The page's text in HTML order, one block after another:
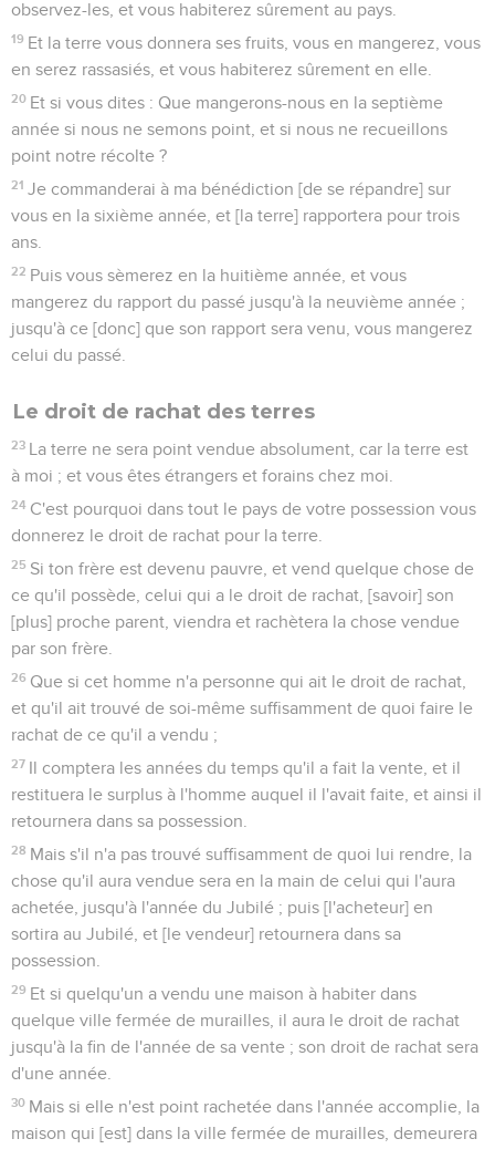
observez-les, et vous habiterez sûrement au pays.
19 Et la terre vous donnera ses fruits, vous en mangerez, vous
en serez rassasiés, et vous habiterez sûrement en elle.
20 Et si vous dites : Que mangerons-nous en la septième
année si nous ne semons point, et si nous ne recueillons
point notre récolte ?
21 Je commanderai à ma bénédiction [de se répandre] sur
vous en la sixième année, et [la terre] rapportera pour trois
ans.
22 Puis vous sèmerez en la huitième année, et vous
mangerez du rapport du passé jusqu'à la neuvième année ;
jusqu'à ce [donc] que son rapport sera venu, vous mangerez
celui du passé.
Le droit de rachat des terres
23 La terre ne sera point vendue absolument, car la terre est
à moi ; et vous êtes étrangers et forains chez moi.
24 C'est pourquoi dans tout le pays de votre possession vous
donnerez le droit de rachat pour la terre.
25 Si ton frère est devenu pauvre, et vend quelque chose de
ce qu'il possède, celui qui a le droit de rachat, [savoir] son
[plus] proche parent, viendra et rachètera la chose vendue
par son frère.
26 Que si cet homme n'a personne qui ait le droit de rachat,
et qu'il ait trouvé de soi-même suffisamment de quoi faire le
rachat de ce qu'il a vendu ;
27 Il comptera les années du temps qu'il a fait la vente, et il
restituera le surplus à l'homme auquel il l'avait faite, et ainsi il
retournera dans sa possession.
28 Mais s'il n'a pas trouvé suffisamment de quoi lui rendre, la
chose qu'il aura vendue sera en la main de celui qui l'aura
achetée, jusqu'à l'année du Jubilé ; puis [l'acheteur] en
sortira au Jubilé, et [le vendeur] retournera dans sa
possession.
29 Et si quelqu'un a vendu une maison à habiter dans
quelque ville fermée de murailles, il aura le droit de rachat
jusqu'à la fin de l'année de sa vente ; son droit de rachat sera
d'une année.
30 Mais si elle n'est point rachetée dans l'année accomplie, la
maison qui [est] dans la ville fermée de murailles, demeurera